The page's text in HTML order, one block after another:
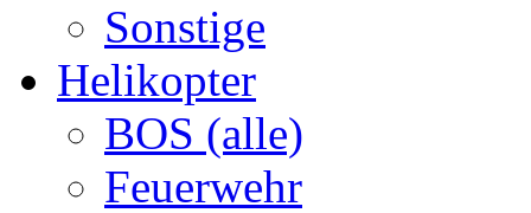
Sonstige
Helikopter
BOS (alle)
Feuerwehr